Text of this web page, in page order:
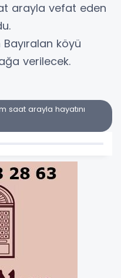
arayla vefat eden
köyü
verilecek.
saat arayla hayatını